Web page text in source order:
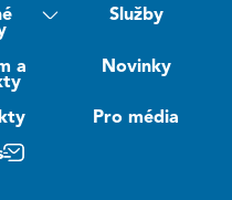
Služby
a
Novinky
Pro média